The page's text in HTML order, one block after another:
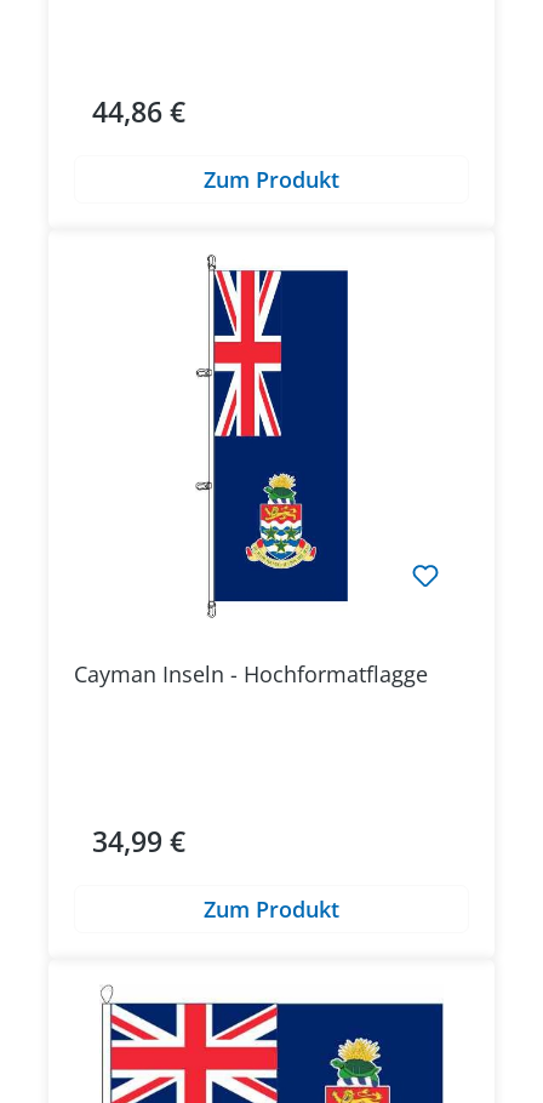
Regulärer Preis:
44,86 €
Zum Produkt
Cayman Inseln - Hochformatflagge
Regulärer Preis:
34,99 €
Zum Produkt